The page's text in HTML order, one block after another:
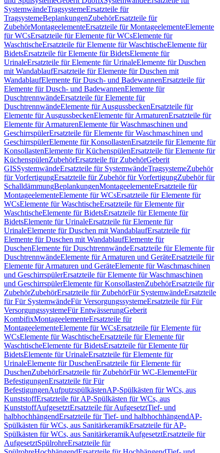
SystemwändeTragsystemeErsatzteile für
TragsystemeBeplankungenZubehörErsatzteile für
ZubehörMontageelementeErsatzteile für MontageelementeElemente
für WCsErsatzteile für Elemente für WCsElemente für
WaschtischeErsatzteile für Elemente für WaschtischeElemente für
BidetsErsatzteile für Elemente für BidetsElemente für
UrinaleErsatzteile für Elemente für UrinaleElemente für Duschen
mit WandablaufErsatzteile für Elemente für Duschen mit
WandablaufElemente für Dusch- und BadewannenErsatzteile für
Elemente für Dusch- und BadewannenElemente für
DuschtrennwändeErsatzteile für Elemente für
DuschtrennwändeElemente für AusgussbeckenErsatzteile für
Elemente für AusgussbeckenElemente für ArmaturenErsatzteile für
Elemente für ArmaturenElemente für Waschmaschinen und
GeschirrspülerErsatzteile für Elemente für Waschmaschinen und
GeschirrspülerElemente für KonsollastenErsatzteile für Elemente für
KonsollastenElemente für KüchenspülenErsatzteile für Elemente für
KüchenspülenZubehörErsatzteile für ZubehörGeberit
GISSystemwändeErsatzteile für SystemwändeTragsystemeZubehör
für VorfertigungErsatzteile für Zubehör für VorfertigungZubehör für
SchalldämmungBeplankungenMontageelementeErsatzteile für
MontageelementeElemente für WCsErsatzteile für Elemente für
WCsElemente für WaschtischeErsatzteile für Elemente für
WaschtischeElemente für BidetsErsatzteile für Elemente für
BidetsElemente für UrinaleErsatzteile für Elemente für
UrinaleElemente für Duschen mit WandablaufErsatzteile für
Elemente für Duschen mit WandablaufElemente für
DuschenElemente für DuschtrennwändeErsatzteile für Elemente für
DuschtrennwändeElemente für Armaturen und GeräteErsatzteile für
Elemente für Armaturen und GeräteElemente für Waschmaschinen
und GeschirrspülerErsatzteile für Elemente für Waschmaschinen
und GeschirrspülerElemente für KonsollastenZubehörErsatzteile für
ZubehörZubehörErsatzteile für ZubehörFür SystemwändeErsatzteile
für Für SystemwändeFür VersorgungssystemeErsatzteile für Für
VersorgungssystemeFür EntwässerungGeberit
KombifixMontageelementeErsatzteile für
MontageelementeElemente für WCsErsatzteile für Elemente für
WCsElemente für WaschtischeErsatzteile für Elemente für
WaschtischeElemente für BidetsErsatzteile für Elemente für
BidetsElemente für UrinaleErsatzteile für Elemente für
UrinaleElemente für DuschenErsatzteile für Elemente für
DuschenZubehörErsatzteile für ZubehörFür WC-ElementeFür
BefestigungenErsatzteile für Für
BefestigungenAufputzspülkästenAP-Spülkästen für WCs, aus
KunststoffErsatzteile für AP-Spülkästen für WCs, aus
KunststoffAufgesetztErsatzteile für AufgesetztTief- und
halbhochhängendErsatzteile für Tief- und halbhochhängendAP-
Spülkästen für WCs, aus SanitärkeramikErsatzteile für AP-
Spülkästen für WCs, aus SanitärkeramikAufgesetztErsatzteile für
AufgesetztSpülrohreErsatzteile für